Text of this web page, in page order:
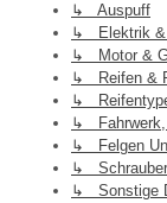
↳ Auspuff
↳ Elektrik &
↳ Motor &
↳ Reifen &
↳
↳ Fahrwerk,
↳ Felgen
↳
↳ Sonstige